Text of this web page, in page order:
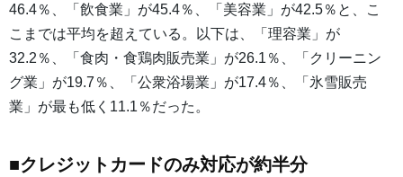
46.4％、「飲食業」が45.4％、「美容業」が42.5％と、こ
こまでは平均を超えている。以下は、「理容業」が
32.2％、「食肉・食鶏肉販売業」が26.1％、「クリーニン
グ業」が19.7％、「公衆浴場業」が17.4％、「氷雪販売
業」が最も低く11.1％だった。
■クレジットカードのみ対応が約半分